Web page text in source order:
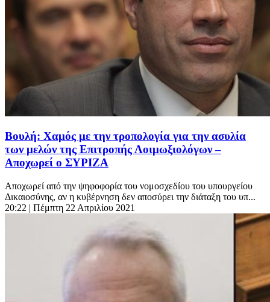
Βουλή: Χαμός με την τροπολογία για την ασυλία
των μελών της Επιτροπής Λοιμωξιολόγων –
Αποχωρεί ο ΣΥΡΙΖΑ
Αποχωρεί από την ψηφοφορία του νομοσχεδίου του υπουργείου
Δικαιοσύνης, αν η κυβέρνηση δεν αποσύρει την διάταξη του υπ...
20:22 | Πέμπτη 22 Απριλίου 2021